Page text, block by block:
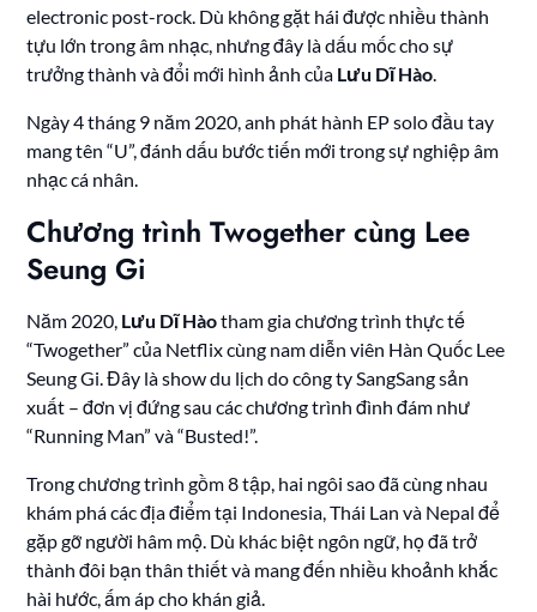
electronic post-rock. Dù không gặt hái được nhiều thành
tựu lớn trong âm nhạc, nhưng đây là dấu mốc cho sự
trưởng thành và đổi mới hình ảnh của Lưu Dĩ Hào
Ngày 4 tháng 9 năm 2020, anh phát hành EP solo đầu tay
mang tên “U”, đánh dấu bước tiến mới trong sự nghiệp âm
nhạc cá nhân.
Chương trình Twogether cùng Lee
Seung Gi
Năm 2020, Lưu Dĩ Hàotham gia chương trình thực tế
“Twogether” của Netflix cùng nam diễn viên Hàn Quốc Lee
Seung Gi. Đây là show du lịch do công ty SangSang sản
xuất – đơn vị đứng sau các chương trình đình đám như
“Running Man” và “Busted!”.
Trong chương trình gồm 8 tập, hai ngôi sao đã cùng nhau
khám phá các địa điểm tại Indonesia, Thái Lan và Nepal để
gặp gỡ người hâm mộ. Dù khác biệt ngôn ngữ, họ đã trở
thành đôi bạn thân thiết và mang đến nhiều khoảnh khắc
hài hước, ấm áp cho khán giả.